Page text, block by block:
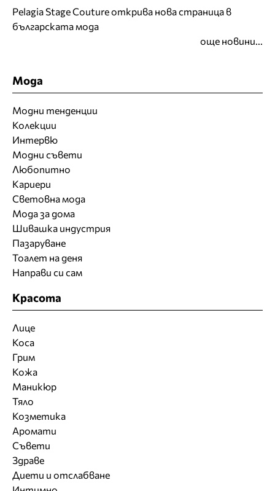
Pelagia Stage Couture открива нова страница в
българската мода
още новини...
Мода
Модни тенденции
Колекции
Интервю
Модни съвети
Любопитно
Кариери
Световна мода
Мода за дома
Шивашка индустрия
Пазаруване
Тоалет на деня
Направи си сам
Красота
Лице
Коса
Грим
Кожа
Маникюр
Тяло
Козметика
Аромати
Съвети
Здраве
Диети и отслабване